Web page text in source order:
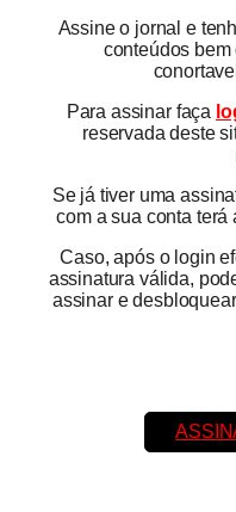
Assine o jornal e
conteúdos
Para assinar faça
reservada deste
Se já tiver uma
com a sua conta terá
Caso, após o login
assinatura válida,
assinar e